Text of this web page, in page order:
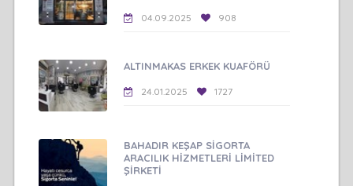
04.09.2025 908
ALTINMAKAS ERKEK KUAFÖRÜ
24.01.2025 1727
BAHADIR KEŞAP SİGORTA
ARACILIK HİZMETLERİ LİMİTED
ŞİRKETİ